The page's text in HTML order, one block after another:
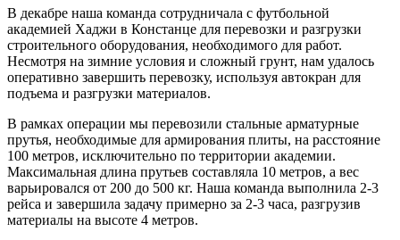
В декабре наша команда сотрудничала с футбольной
академией Хаджи в Констанце для перевозки и разгрузки
строительного оборудования, необходимого для работ.
Несмотря на зимние условия и сложный грунт, нам удалось
оперативно завершить перевозку, используя автокран для
подъема и разгрузки материалов.
В рамках операции мы перевозили стальные арматурные
прутья, необходимые для армирования плиты, на расстояние
100 метров, исключительно по территории академии.
Максимальная длина прутьев составляла 10 метров, а вес
варьировался от 200 до 500 кг. Наша команда выполнила 2-3
рейса и завершила задачу примерно за 2-3 часа, разгрузив
материалы на высоте 4 метров.